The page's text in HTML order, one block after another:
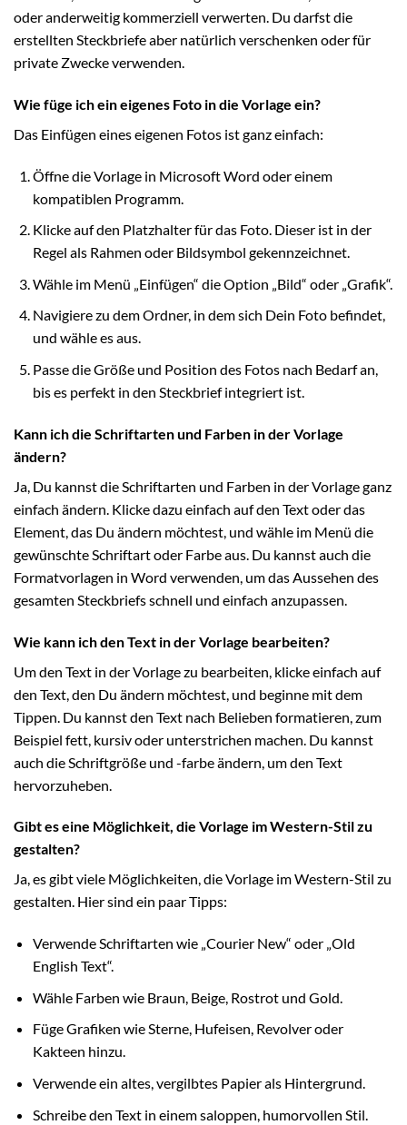
oder anderweitig kommerziell verwerten. Du darfst die
erstellten Steckbriefe aber natürlich verschenken oder für
private Zwecke verwenden.
Wie füge ich ein eigenes Foto in die Vorlage ein?
Das Einfügen eines eigenen Fotos ist ganz einfach:
Öffne die Vorlage in Microsoft Word oder einem
kompatiblen Programm.
Klicke auf den Platzhalter für das Foto. Dieser ist in der
Regel als Rahmen oder Bildsymbol gekennzeichnet.
Wähle im Menü „Einfügen“ die Option „Bild“ oder „Grafik“.
Navigiere zu dem Ordner, in dem sich Dein Foto befindet,
und wähle es aus.
Passe die Größe und Position des Fotos nach Bedarf an,
bis es perfekt in den Steckbrief integriert ist.
Kann ich die Schriftarten und Farben in der Vorlage
ändern?
Ja, Du kannst die Schriftarten und Farben in der Vorlage ganz
einfach ändern. Klicke dazu einfach auf den Text oder das
Element, das Du ändern möchtest, und wähle im Menü die
gewünschte Schriftart oder Farbe aus. Du kannst auch die
Formatvorlagen in Word verwenden, um das Aussehen des
gesamten Steckbriefs schnell und einfach anzupassen.
Wie kann ich den Text in der Vorlage bearbeiten?
Um den Text in der Vorlage zu bearbeiten, klicke einfach auf
den Text, den Du ändern möchtest, und beginne mit dem
Tippen. Du kannst den Text nach Belieben formatieren, zum
Beispiel fett, kursiv oder unterstrichen machen. Du kannst
auch die Schriftgröße und -farbe ändern, um den Text
hervorzuheben.
Gibt es eine Möglichkeit, die Vorlage im Western-Stil zu
gestalten?
Ja, es gibt viele Möglichkeiten, die Vorlage im Western-Stil zu
gestalten. Hier sind ein paar Tipps:
Verwende Schriftarten wie „Courier New“ oder „Old
English Text“.
Wähle Farben wie Braun, Beige, Rostrot und Gold.
Füge Grafiken wie Sterne, Hufeisen, Revolver oder
Kakteen hinzu.
Verwende ein altes, vergilbtes Papier als Hintergrund.
Schreibe den Text in einem saloppen, humorvollen Stil.